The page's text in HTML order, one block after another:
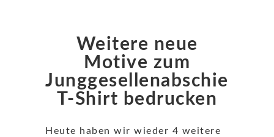
Weitere neue
Motive zum
Junggesellenabschied
T-Shirt bedrucken
Heute haben wir wieder 4 weitere